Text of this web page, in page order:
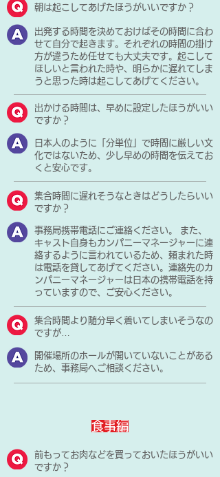
朝は起こしてあげたほうがいいですか？
出発する時間を決めておけばその時間に合わ
せて自分で起きます。それぞれの時間の掛け
方が違うため任せても大丈夫です。起こして
ほしいと言われた時や、明らかに遅れてしま
うと思った時は起こしてあげてください。
出かける時間は、早めに設定したほうがいい
ですか？
日本人のように「分単位」で時間に厳しい文
化ではないため、少し早めの時間を伝えてお
くと安心です。
集合時間に遅れそうなときはどうしたらいい
ですか？
事務局携帯電話にご連絡ください。 また、
キャスト自身もカンパニーマネージャーに連
絡するように言われているため、頼まれた時
は電話を貸してあげてください。連絡先のカ
ンパニーマネージャーは日本の携帯電話を持
っていますので、ご安心ください。
集合時間より随分早く着いてしまいそうなの
ですが…
開催場所のホールが開いていないことがある
ため、事務局へご相談ください。
食事編
前もってお肉などを買っておいたほうがいい
ですか？